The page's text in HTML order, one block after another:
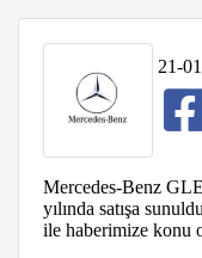
21-
Mercedes-Benz GLE
yılında satışa
ile haberimize konu